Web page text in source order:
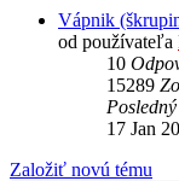
Vápnik
od používateľa
10
15289
17 Jan
Založiť novú tému